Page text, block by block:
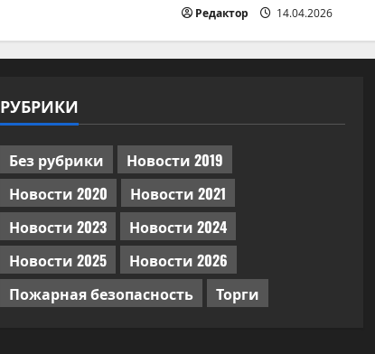
Редактор 14.04.2026
РУБРИКИ
Без рубрики
Новости 2019
Новости 2020
Новости 2021
Новости 2023
Новости 2024
Новости 2025
Новости 2026
Пожарная безопасность
Торги